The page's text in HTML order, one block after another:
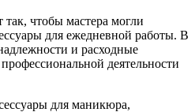
чтобы мастера могли
для ежедневной работы. В
и расходные
деятельности
для маникюра,